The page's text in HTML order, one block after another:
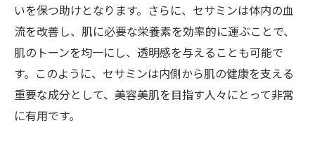
いを保つ助けとなります。さらに、セサミンは体内の血
流を改善し、肌に必要な栄養素を効率的に運ぶことで、
肌のトーンを均一にし、透明感を与えることも可能で
す。このように、セサミンは内側から肌の健康を支える
重要な成分として、美容美肌を目指す人々にとって非常
に有用です。